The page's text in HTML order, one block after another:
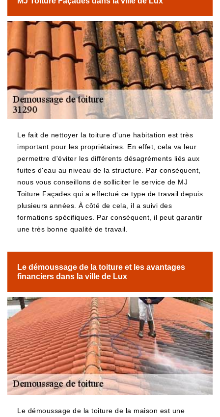
Le fait de nettoyer la toiture d'une habitation est très
important pour les propriétaires. En effet, cela va leur
permettre d'éviter les différents désagréments liés aux
fuites d'eau au niveau de la structure. Par conséquent,
nous vous conseillons de solliciter le service de MJ
Toiture Façades qui a effectué ce type de travail depuis
plusieurs années. À côté de cela, il a suivi des
formations spécifiques. Par conséquent, il peut garantir
une très bonne qualité de travail.
Le démoussage de la toiture et les avantages
financiers dans la ville de Lux
Le démoussage de la toiture de la maison est une